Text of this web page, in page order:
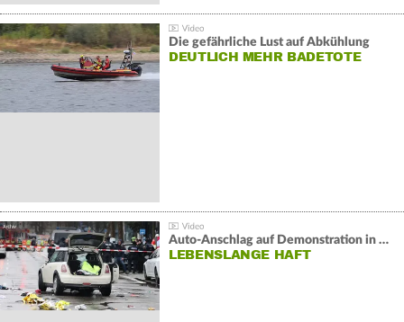
Die gefährliche Lust auf Abkühlung
DEUTLICH MEHR BADETOTE
Auto-Anschlag auf Demonstration in München:
LEBENSLANGE HAFT